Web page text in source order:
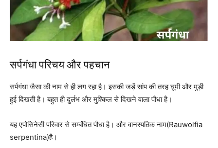
सर्पगंधा परिचय और पहचान
सर्पगंधा जैसा की नाम से ही लग रहा है। इसकी जड़ें सांप की तरह घूमी और मुड़ी
हुई दिखती है। बहुत ही दुर्लभ और मुश्किल से दिखने वाला पौधा है।
यह एपोसिनेसी परिवार से सम्बंधित पौधा है। और वानस्पतिक नाम(Rauwolfia
serpentina)है।